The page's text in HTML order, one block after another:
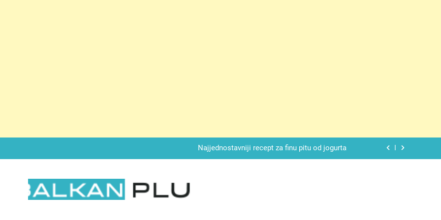
Najjednostavniji recept za finu pitu od jogurta
Miks griza i jabuka – Sočan, nežan, mekan, ovaj kolač će se dopasti svima